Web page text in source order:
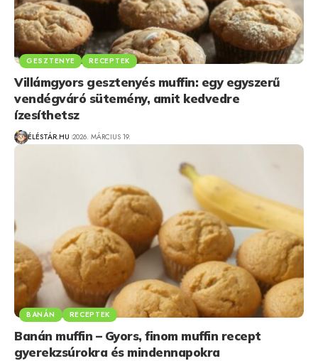
GESZTENYE RECEPTEK
Villámgyors gesztenyés muffin: egy egyszerű
vendégváró sütemény, amit kedvedre
ízesíthetsz
ÉLÉSTÁR.HU 2026. MÁRCIUS 19.
BANÁN RECEPTEK
Banán muffin – Gyors, finom muffin recept
gyerekzsúrokra és mindennapokra